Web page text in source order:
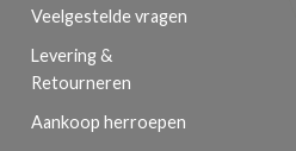
Veelgestelde vragen
Levering &
Retourneren
Aankoop herroepen